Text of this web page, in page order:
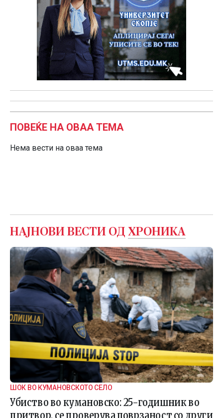
ПОВЕЌЕ НА ОВАА ТЕМА
Нема вести на оваа тема
НАЈНОВИ ВЕСТИ ОД ХРОНИКА
ШОК ВО КУМАНОВСКОТО СЕЛО
Убиство во кумановско: 25-годишник во
притвор, се проверува поврзаност со други